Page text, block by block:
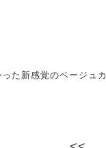
た新感覚のベージュカ